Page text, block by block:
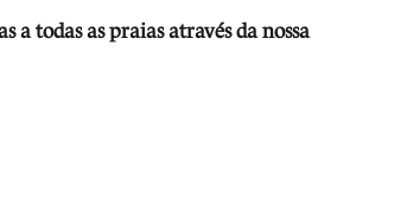
a todas as praias através da nossa